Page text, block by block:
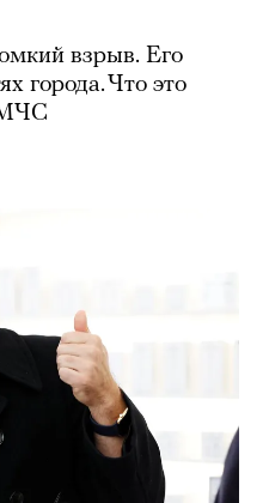
взрыв. Его
города. Что это
МЧС